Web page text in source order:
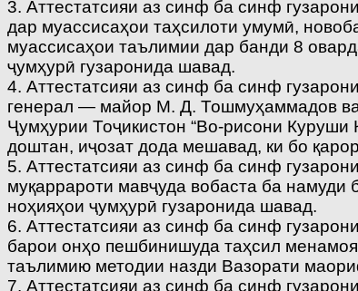
3. Аттестатсияи аз синф ба синф
дар муассисаҳои таҳсилоти умумӣ,
муассисаҳои таълимии дар банди 8
ҷумҳурӣ гузаронида шавад.
4. Аттестатсияи аз синф ба синф
генерал — майор М. Д. Тошмуҳаммадов
Ҷумҳурии Тоҷикистон “Во-рисони
доштан, иҷозат дода мешавад, ки бо
5. Аттестатсияи аз синф ба синф
муқаррароти мавҷуда вобаста ба
ноҳияҳои ҷумҳурӣ гузаронида шавад.
6. Аттестатсияи аз синф ба синф
барои онҳо пешбинишуда таҳсил
таълимию методии назди Вазорати
7. Аттестатсияи аз синф ба синф